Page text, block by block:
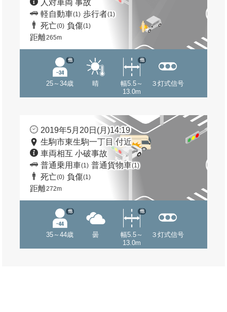
人対車両 事故
軽自動車(1) 歩行者(1)
死亡(0) 負傷(1)
距離265m
25～34歳
他
晴
幅5.5～
13.0m
他
３灯式信号
2019年5月20日(月)14:19
生駒市東生駒一丁目 付近
車両相互 小破事故
普通乗用車(1) 普通貨物車(1)
死亡(0) 負傷(1)
距離272m
35～44歳
他
曇
幅5.5～
13.0m
他
３灯式信号